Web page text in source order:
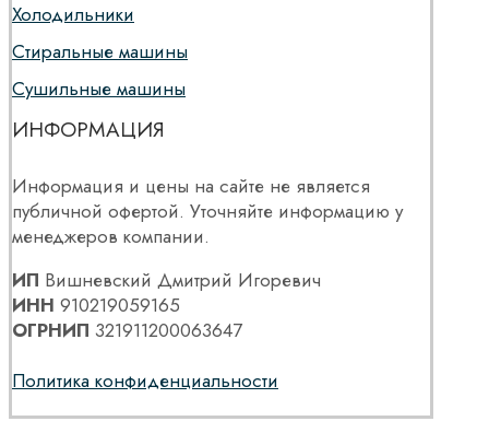
Холодильники
Стиральные машины
Сушильные машины
ИНФОРМАЦИЯ
Информация и цены на сайте не является
публичной офертой. Уточняйте информацию у
менеджеров компании.
ИП Вишневский Дмитрий Игоревич
ИНН 910219059165
ОГРНИП 321911200063647
Политика конфиденциальности